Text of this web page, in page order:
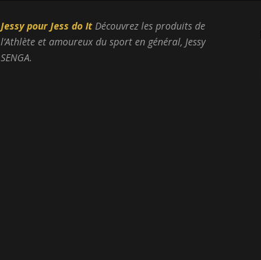
Jessy pour Jess do ItDécouvrez les produits de
l’Athlète et amoureux du sport en général, Jessy
SENGA.